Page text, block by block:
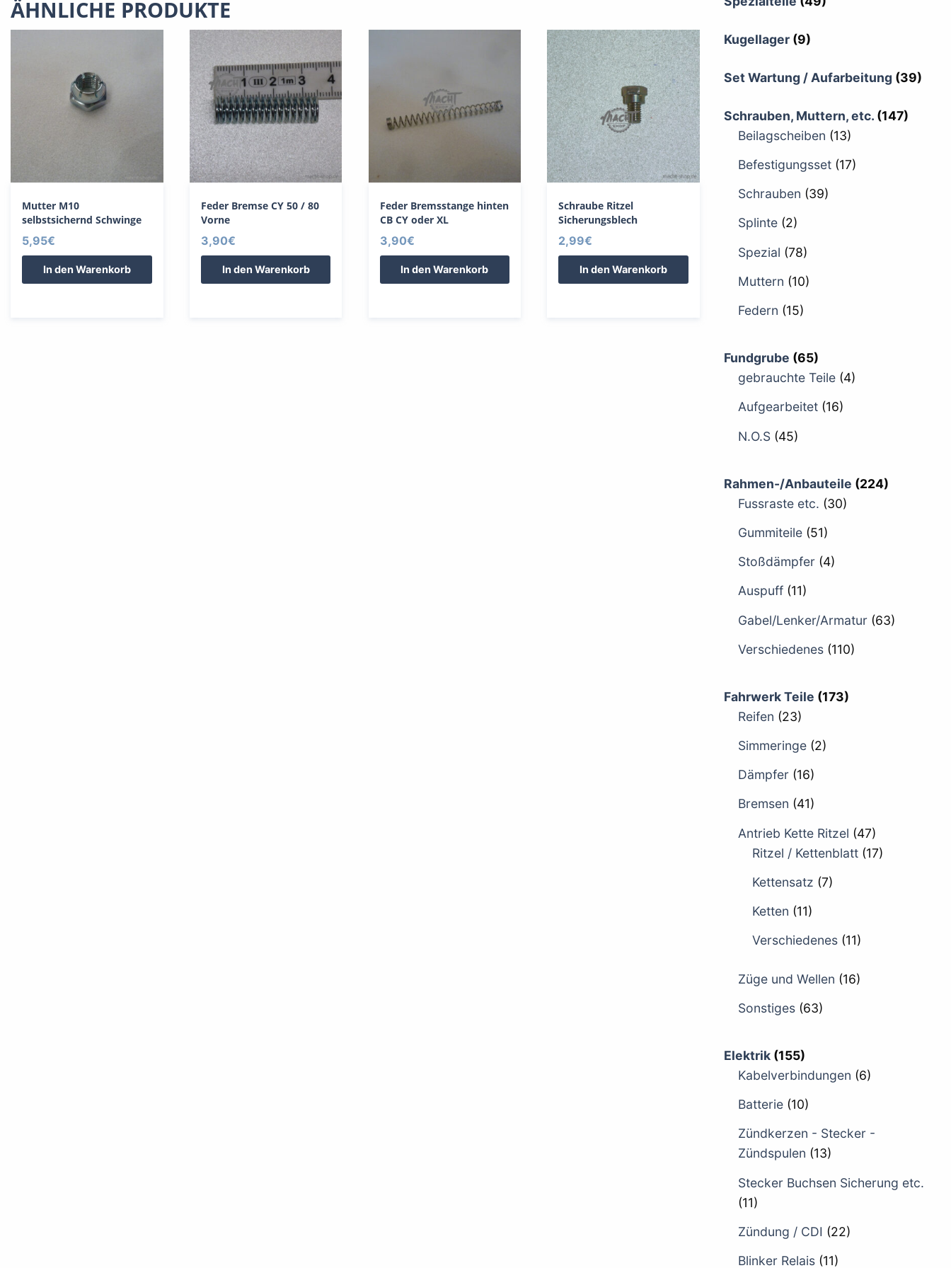
ÄHNLICHE PRODUKTE
Mutter M10
selbstsichernd Schwinge
5,95€
In den Warenkorb
Feder Bremse CY 50 / 80
Vorne
3,90€
In den Warenkorb
Feder Bremsstange hinten
CB CY oder XL
3,90€
In den Warenkorb
Schraube Ritzel
Sicherungsblech
2,99€
In den Warenkorb
Kugellager (9)
Set Wartung / Aufarbeitung (39)
Schrauben, Muttern, etc. (147)
Beilagscheiben (13)
Befestigungsset (17)
Schrauben (39)
Splinte (2)
Spezial (78)
Muttern (10)
Federn (15)
Fundgrube (65)
gebrauchte Teile (4)
Aufgearbeitet (16)
N.O.S (45)
Rahmen-/Anbauteile (224)
Fussraste etc. (30)
Gummiteile (51)
Stoßdämpfer (4)
Auspuff (11)
Gabel/Lenker/Armatur (63)
Verschiedenes (110)
Fahrwerk Teile (173)
Reifen (23)
Simmeringe (2)
Dämpfer (16)
Bremsen (41)
Antrieb Kette Ritzel (47)
Ritzel / Kettenblatt (17)
Kettensatz (7)
Ketten (11)
Verschiedenes (11)
Züge und Wellen (16)
Sonstiges (63)
Elektrik (155)
Kabelverbindungen (6)
Batterie (10)
Zündkerzen - Stecker -
Zündspulen (13)
Stecker Buchsen Sicherung etc.
(11)
Zündung / CDI (22)
Blinker Relais (11)